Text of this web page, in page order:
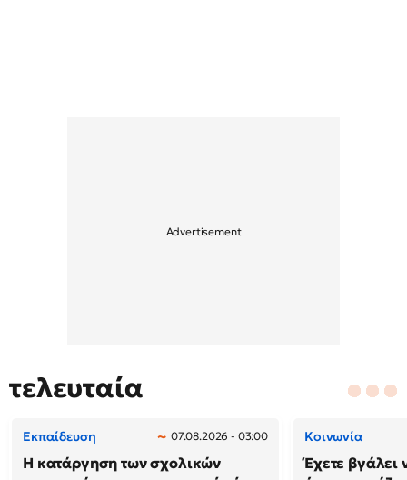
τελευταία
Εκπαίδευση 07.08.2026 - 03:00
Η κατάργηση των σχολικών
Κοινωνία
Έχετε βγάλει